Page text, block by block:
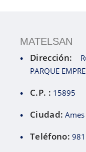
MATELSAN
Dirección:
PARQUE
C.P. : 15895
Ciudad: Ames
Teléfono: